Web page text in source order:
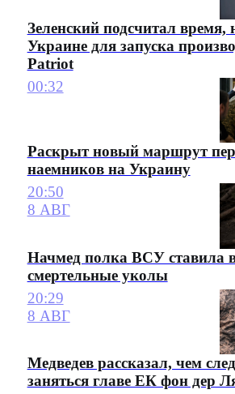
Зеленский подсчитал время,
Украине для запуска
Patriot
00:32
Раскрыт новый маршрут
наемников на Украину
20:50
8 АВГ
Начмед полка ВСУ ставила
смертельные уколы
20:29
8 АВГ
Медведев рассказал, чем
заняться главе ЕК фон дер